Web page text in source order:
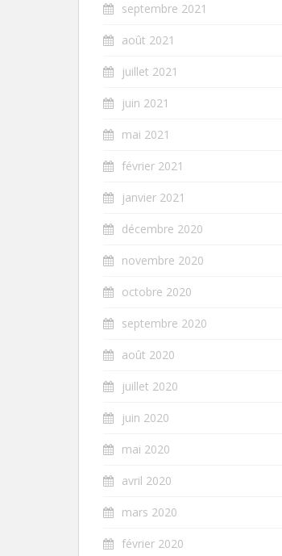
septembre 2021
août 2021
juillet 2021
juin 2021
mai 2021
février 2021
janvier 2021
décembre 2020
novembre 2020
octobre 2020
septembre 2020
août 2020
juillet 2020
juin 2020
mai 2020
avril 2020
mars 2020
février 2020